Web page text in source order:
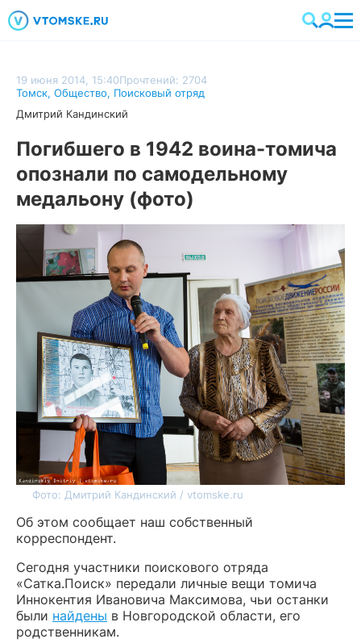
19 июня 2014, 15:40Прочтений: 2704
Томск, Общество, Поисковый отряд
Дмитрий Кандинский
Погибшего в 1942 воина-томича
опознали по самодельному
медальону (фото)
Фото: Дмитрий Кандинский / vtomske.ru
Об этом сообщает наш собственный
корреспондент.
Сегодня участники поискового отряда
«Сатка.Поиск» передали личные вещи томича
Иннокентия Ивановича Максимова, чьи останки
были найдены в Новгородской области, его
родственникам.